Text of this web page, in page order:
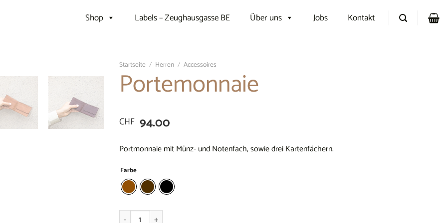
Shop Labels – Zeughausgasse BE Über uns Jobs Kontakt
Startseite / Herren / Accessoires
Portemonnaie
CHF 94.00
Portmonnaie mit Münz- und Notenfach, sowie drei Kartenfächern.
Farbe
Portemonnaie Menge